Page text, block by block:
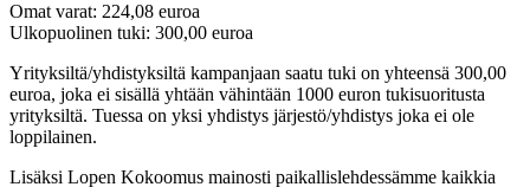
Omat varat: 224,08 euroa
Ulkopuolinen tuki: 300,00 euroa
Yrityksiltä/yhdistyksiltä kampanjaan saatu tuki on yhteensä 300,00
euroa, joka ei sisällä yhtään vähintään 1000 euron tukisuoritusta
yrityksiltä. Tuessa on yksi yhdistys järjestö/yhdistys joka ei ole
loppilainen.
Lisäksi Lopen Kokoomus mainosti paikallislehdessämme kaikkia